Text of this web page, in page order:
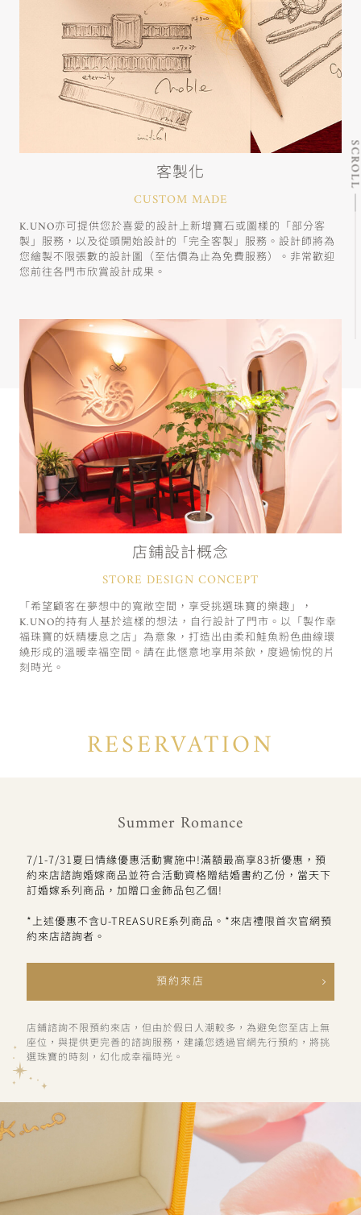
客製化
CUSTOM MADE
K.UNO亦可提供您於喜愛的設計上新增寶石或圖樣的「部分客
製」服務，以及從頭開始設計的「完全客製」服務。設計師將為
您繪製不限張數的設計圖（至估價為止為免費服務）。非常歡迎
您前往各門市欣賞設計成果。
店鋪設計概念
STORE DESIGN CONCEPT
「希望顧客在夢想中的寬敞空間，享受挑選珠寶的樂趣」，
K.UNO的持有人基於這樣的想法，自行設計了門市。以「製作幸
福珠寶的妖精棲息之店」為意象，打造出由柔和鮭魚粉色曲線環
繞形成的溫暖幸福空間。請在此愜意地享用茶飲，度過愉悅的片
刻時光。
RESERVATION
Summer Romance
7/1-7/31夏日情緣優惠活動實施中!滿額最高享83折優惠，預
約來店諮詢婚嫁商品並符合活動資格贈結婚書約乙份，當天下
訂婚嫁系列商品，加贈口金飾品包乙個!
*上述優惠不含U-TREASURE系列商品。*來店禮限首次官網預
約來店諮詢者。
預約來店
店鋪諮詢不限預約來店，但由於假日人潮較多，為避免您至店上無
座位，與提供更完善的諮詢服務，建議您透過官網先行預約，將挑
選珠寶的時刻，幻化成幸福時光。